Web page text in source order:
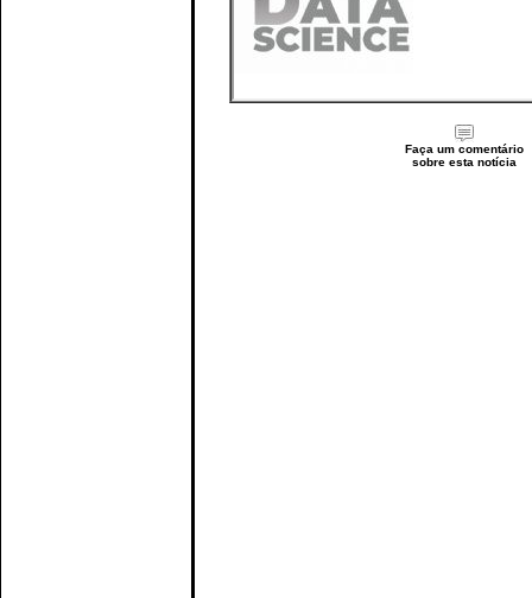
Faça um comentário
sobre esta notícia